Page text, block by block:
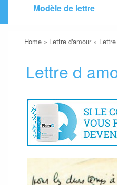
Modèle de lettre
Home » Lettre d'amour »
Lettre d